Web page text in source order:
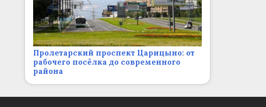
Пролетарский проспект Царицыно: от
рабочего посёлка до современного
района